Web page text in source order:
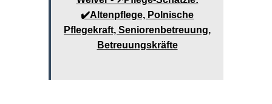
✔️Altenpflege, Polnische
Pflegekraft, Seniorenbetreuung,
Betreuungskräfte